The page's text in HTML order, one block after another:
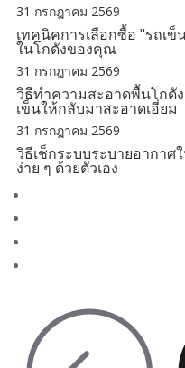
31 กรกฎาคม 2569
เทคนิคการเลือกซื้อ "รถเ
ในโกดังของคุณ
31 กรกฎาคม 2569
วิธีทำความสะอาดพื้นโกดั
เข็นให้กลับมาสะอาดเอี่ยม
31 กรกฎาคม 2569
วิธีเช็กระบบระบายอากาศ
ง่าย ๆ ด้วยตัวเอง